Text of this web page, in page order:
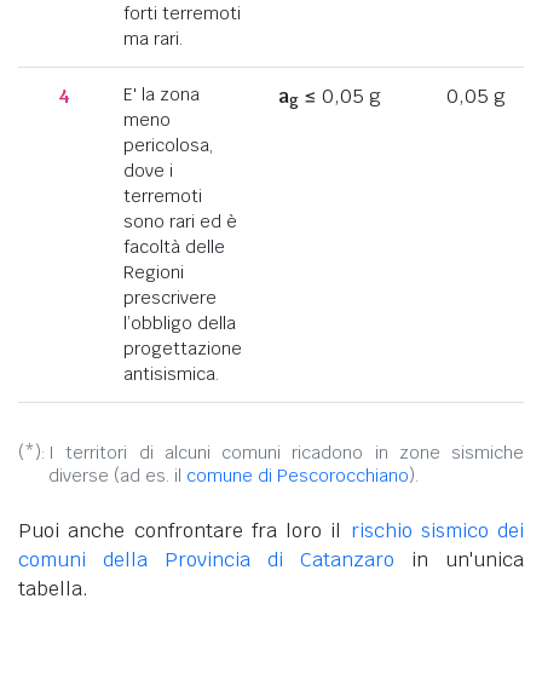
forti terremoti
ma rari.
4
E' la zona
meno
pericolosa,
dove i
terremoti
sono rari ed è
facoltà delle
Regioni
prescrivere
l’obbligo della
progettazione
antisismica.
ag≤ 0,05 g 0,05 g
(*): I territori di alcuni comuni ricadono in zone sismiche
diverse (ad es. il comune di Pescorocchiano).
Puoi anche confrontare fra loro il rischio sismico dei
comuni della Provincia di Catanzaro in un'unica
tabella.